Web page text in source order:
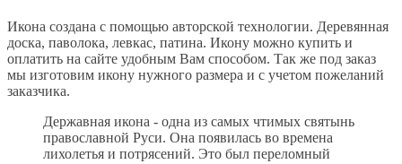
Икона создана с помощью авторской технологии. Деревянная
доска, паволока, левкас, патина. Икону можно купить и
оплатить на сайте удобным Вам способом. Так же под заказ
мы изготовим икону нужного размера и с учетом пожеланий
заказчика.
Державная икона - одна из самых чтимых святынь
православной Руси. Она появилась во времена
лихолетья и потрясений. Это был переломный